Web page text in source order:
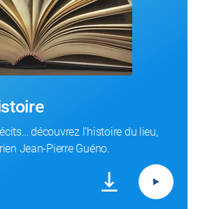
découvrez l’histoire du lieu,
Jean-Pierre Guéno.